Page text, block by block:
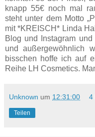
knapp 55€ noch mal
steht unter dem Motto
mit *KREISCH* Linda
Blog und Instagram
und
bisschen hoffe ich auf
Reihe LH Cosmetics.
Unknown um 12:31:00 4
Teilen